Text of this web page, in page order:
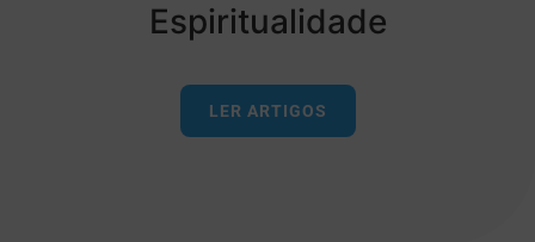
Espiritualidade
LER ARTIGOS